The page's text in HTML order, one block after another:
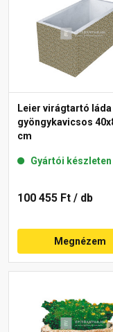
Leier virágtartó láda
gyöngykavicsos
cm
Gyártói készleten
100 455 Ft / db
Megnézem